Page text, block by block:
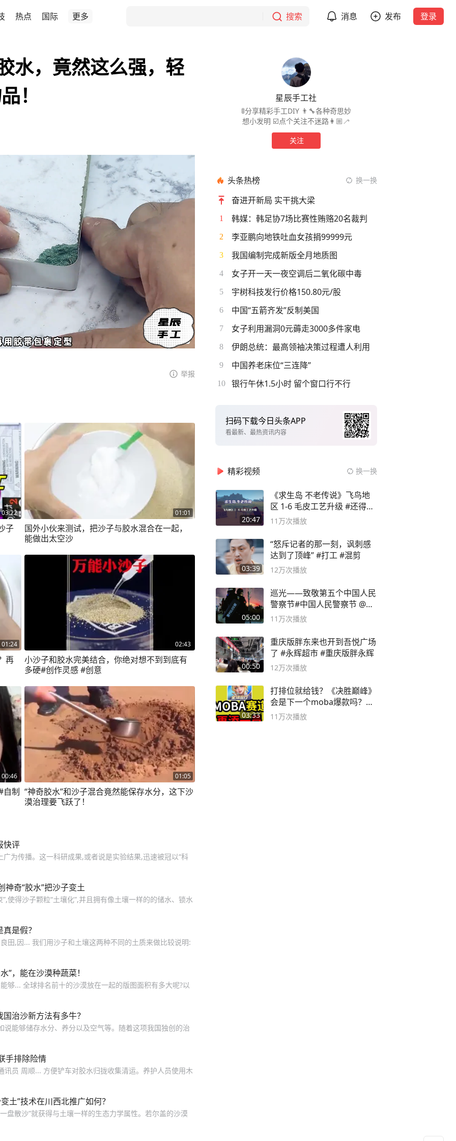
热点 国际 更多 搜索 消息 发布 登录
水，竟然这么强，轻
！
举报
03:22
子
01:01
国外小伙来测试，把沙子与胶水混合在一起，
能做出太空沙
01:24
再
02:43
小沙子和胶水完美结合，你绝对想不到到底有
多硬#创作灵感 #创意
00:46
自制
01:05
“神奇胶水”和沙子混合竟然能保存水分，这下沙
漠治理要飞跃了！
快评
广为传播。这一科研成果,或者说是实验结果,迅速被冠以“科
奇“胶水”把沙子变土
使得沙子颗粒“土壤化”,并且拥有像土壤一样的的储水、锁水
是假？
田,因... 我们用沙子和土壤这两种不同的土质来做比较说明:
”，能在沙漠种蔬菜！
够... 全球排名前十的沙漠放在一起的版图面积有多大呢?以
治沙新方法有多牛？
能够储存水分、养分以及空气等。随着这项我国独创的治
手排除险情
员 周顺... 方便铲车对胶水归拢收集清运。养护人员使用木
土”技术在川西北推广如何？
盘散沙”就获得与土壤一样的生态力学属性。若尔盖的沙漠
星辰手工社
🚦分享精彩手工DIY 👨‍🔧各种奇思妙
想小发明 ☑️点个关注不迷路👩🏼‍🦯
关注
头条热榜 换一换
奋进开新局 实干挑大梁
1 韩媒：韩足协7场比赛性贿赂20名裁判
2 李亚鹏向地铁吐血女孩捐99999元
3 我国编制完成新版全月地质图
4 女子开一天一夜空调后二氧化碳中毒
5 宇树科技发行价格150.80元/股
6 中国“五箭齐发”反制美国
7 女子利用漏洞0元薅走3000多件家电
8 伊朗总统：最高领袖决策过程遭人利用
9 中国养老床位“三连降”
10 银行午休1.5小时 留个窗口行不行
扫码下载今日头条APP
看最新、最热资讯内容
精彩视频 换一换
20:47
《求生岛 不老传说》飞鸟地
区 1-6 毛皮工艺升级 #还得是
主机大作
11万次播放
03:39
“怒斥记者的那一刻，讽刺感
达到了顶峰” #打工 #混剪
12万次播放
05:00
巡光——致敬第五个中国人民
警察节#中国人民警察节 @抖
音小助手
11万次播放
00:50
重庆版胖东来也开到吾悦广场
了 #永辉超市 #重庆版胖永辉
12万次播放
03:33
打排位就给钱？《决胜巅峰》
会是下一个moba爆款吗？#
决胜巅峰
11万次播放